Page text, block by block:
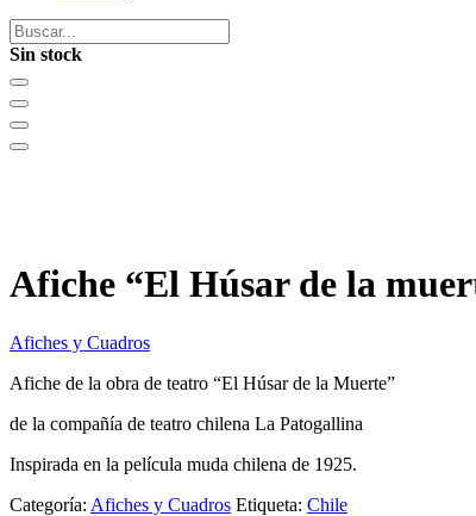
Sin stock
Afiche “El Húsar de la
Afiches y Cuadros
Afiche de la obra de teatro “El Húsar de la Muerte”
de la compañía de teatro chilena La Patogallina
Inspirada en la película muda chilena de 1925.
Categoría: Afiches y Cuadros Etiqueta: Chile